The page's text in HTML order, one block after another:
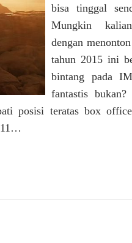
bisa tinggal
Mungkin
dengan
tahun 2015 ini
bintang pada
fantastis
posisi teratas box
11…